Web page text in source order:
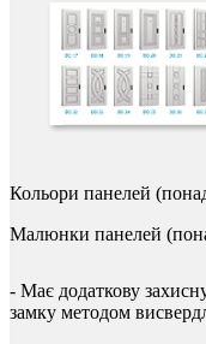
Кольори панелей (
Малюнки панелей (
- Має додаткову
замку методом